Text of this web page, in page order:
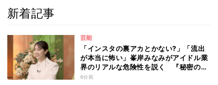
新着記事
芸能
「インスタの裏アカとかない?」「流出
が本当に怖い」峯岸みなみがアイドル業
界のリアルな危険性を説く 『秘密のマ
マ園』特別編
6分前